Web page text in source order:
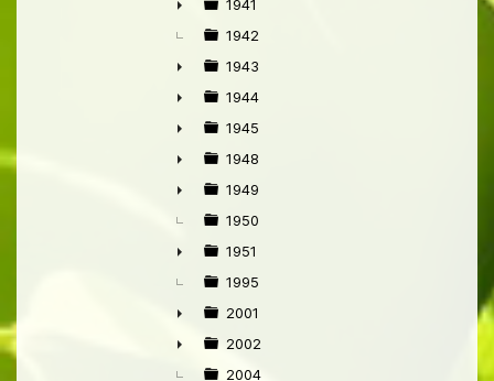
►
►
1941
1942
►
1943
►
1944
►
1945
►
1948
►
1949
1950
►
1951
1995
►
2001
►
2002
2004